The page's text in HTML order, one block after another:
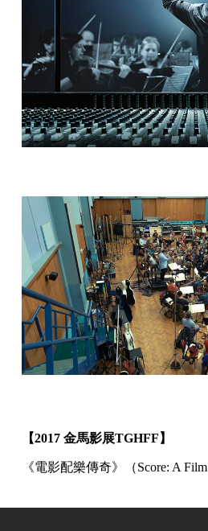
【2017 金馬影展TGHFF】
《電影配樂傳奇》（Score: A Film